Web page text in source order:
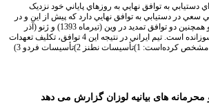
تيم ايراني و 1+5 براي دستيابي به توافق نهايي به روزهاي پاياني خود نزديک
در دستيابي به توافق نهايي دارد که پيش از اين و در
دو توافق ژنو و توافق لوزان و همچنين دو توافق تمديد در وين (تيرماه 1393) و ژنو (آذر
1393) تمام برگ‌هاي خود را سوزانده است. تيم ايراني در نتيجه اين 4 توافق، تکليف تعهدات
خود درباره موضوعات زير را مشخص کرده‌است: 1)تأسيسات نطنز 2)تأسيسات فردو 3)
محرمانه های بیانیه لوزان گزارش می دهد